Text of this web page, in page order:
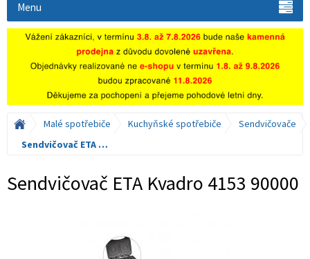
Menu
Malé spotřebiče Kuchyňské spotřebiče
Sendvičovače
Sendvičovač ETA Kvadro 4153 90000
Sendvičovač ETA Kvadro 4153 90000